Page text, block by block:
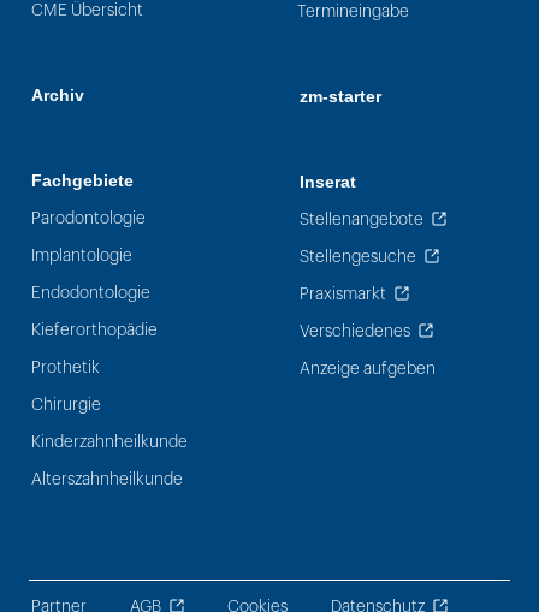
CME Übersicht
Archiv
Fachgebiete
Parodontologie
Implantologie
Endodontologie
Kieferorthopädie
Prothetik
Chirurgie
Kinderzahnheilkunde
Alterszahnheilkunde
Termineingabe
zm-starter
Inserat
Stellenangebote
Stellengesuche
Praxismarkt
Verschiedenes
Anzeige aufgeben
Partner AGB Cookies Datenschutz